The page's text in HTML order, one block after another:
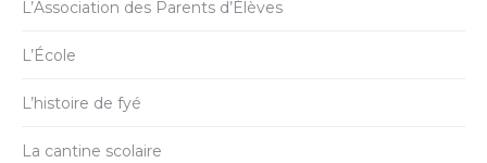
L’Association des Parents d’Élèves
L’École
L’histoire de fyé
La cantine scolaire